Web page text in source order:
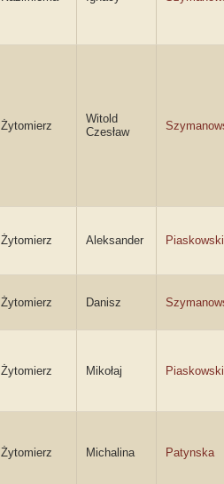
Żytomierz
Witold
Czesław
Żytomierz Aleksander Piaskowski
Żytomierz Danisz
Żytomierz Mikołaj Piaskowski
Żytomierz Michalina Patynska